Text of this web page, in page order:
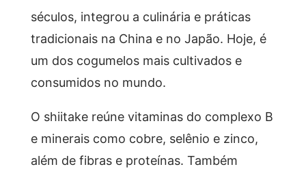
séculos, integrou a culinária e práticas
tradicionais na China e no Japão. Hoje, é
um dos cogumelos mais cultivados e
consumidos no mundo.
O shiitake reúne vitaminas do complexo B
e minerais como cobre, selênio e zinco,
além de fibras e proteínas. Também